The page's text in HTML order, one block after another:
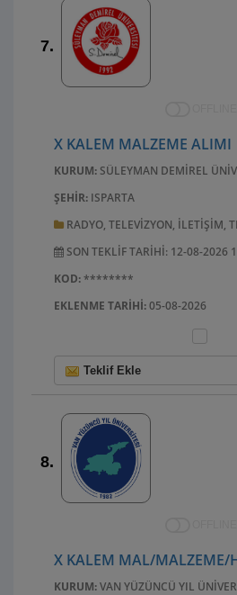
7.
X KALEM MALZEME ALIMI
KURUM: SÜLEYMAN DEMIREL
ŞEHIR: ISPARTA
RADYO, TELEVIZYON, ILETIŞIM,
SON TEKLIF TARIHI: 12-08-2026
KOD:********
EKLENME TARIHI:05-08-2026
Teklif Ekle
8.
X KALEM MAL/MALZEME/
KURUM:VAN YÜZÜNCÜ YIL